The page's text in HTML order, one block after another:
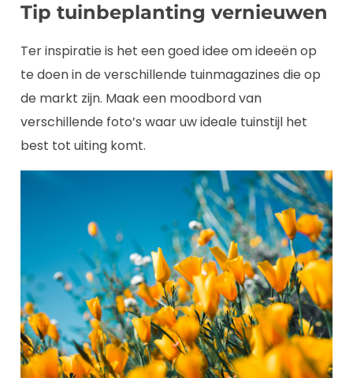
Tip tuinbeplanting vernieuwen
Ter inspiratie is het een goed idee om ideeën op
te doen in de verschillende tuinmagazines die op
de markt zijn. Maak een moodbord van
verschillende foto’s waar uw ideale tuinstijl het
best tot uiting komt.